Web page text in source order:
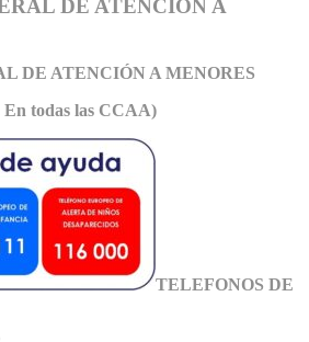
DE ATENCIÓN A
DE ATENCIÓN A MENORES
todas las CCAA)
TELEFONOS DE